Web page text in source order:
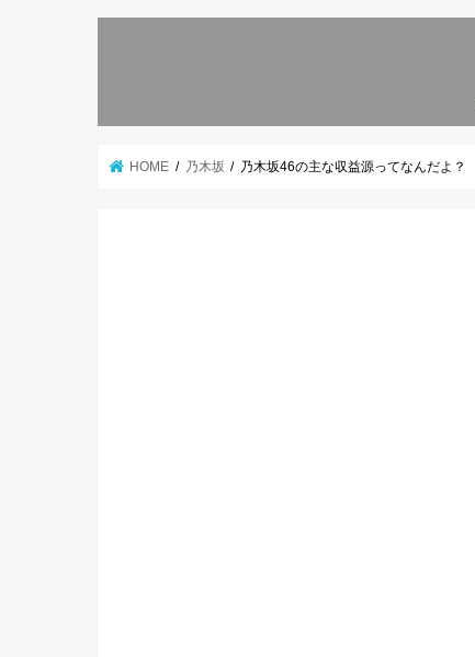
HOME 乃木坂 乃木坂46の主な収益源ってなんだよ？